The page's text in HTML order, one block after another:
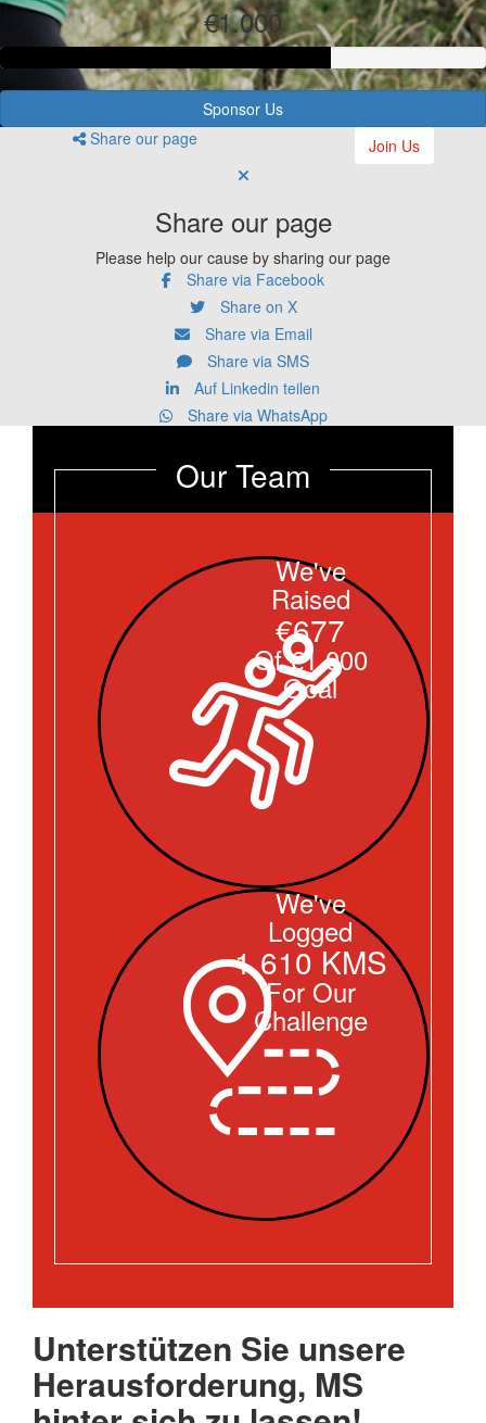
€1.000
Sponsor Us
Share our page
Join Us
Share our page
Please help our cause by sharing our page
Share via Facebook
Share on X
Share via Email
Share via SMS
Auf Linkedin teilen
Share via WhatsApp
Our Team
We've
Raised
€677
Of €1.000
Goal
We've
Logged
1,610 KMS
For Our
Challenge
Unterstützen Sie unsere
Herausforderung, MS